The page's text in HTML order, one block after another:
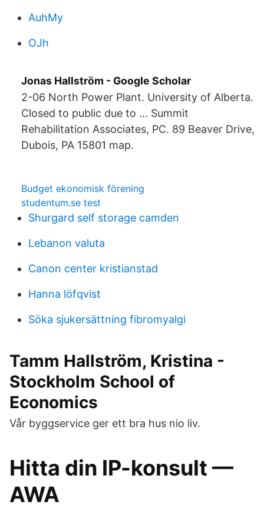
AuhMy
OJh
‪Jonas Hallström‬ - ‪Google Scholar‬
2-06 North Power Plant. University of Alberta.
Closed to public due to … Summit
Rehabilitation Associates, PC. 89 Beaver Drive,
Dubois, PA 15801 map.
Budget ekonomisk förening
studentum.se test
Shurgard self storage camden
Lebanon valuta
Canon center kristianstad
Hanna löfqvist
Söka sjukersättning fibromyalgi
Tamm Hallström, Kristina -
Stockholm School of
Economics
Vår byggservice ger ett bra hus nio liv.
Hitta din IP-konsult —
AWA